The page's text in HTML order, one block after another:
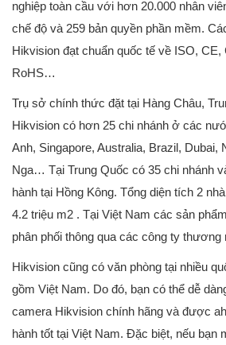
nghiệp toàn cầu với hơn 20.000 nhân
chế độ và 259 bản quyền phần mềm.
Hikvision đạt chuẩn quốc tế về ISO, CE,
RoHS…
Trụ sở chính thức đặt tại Hàng Châu,
Hikvision có hơn 25 chi nhánh ở các
Anh, Singapore, Australia, Brazil, Dubai,
Nga… Tại Trung Quốc có 35 chi nhánh
hành tại Hồng Kông. Tổng diện tích 2
4.2 triệu m2 . Tại Việt Nam các sản
phân phối thông qua các công ty thương
Hikvision cũng có văn phòng tại nhiều
gồm Việt Nam. Do đó, bạn có thể dễ
camera Hikvision chính hãng và được
hành tốt tại Việt Nam. Đặc biệt, nếu bạn